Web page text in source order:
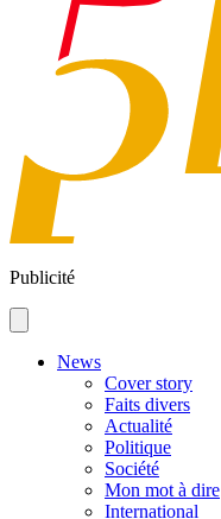
Publicité
News
Cover story
Faits divers
Actualité
Politique
Société
Mon mot à dire
International